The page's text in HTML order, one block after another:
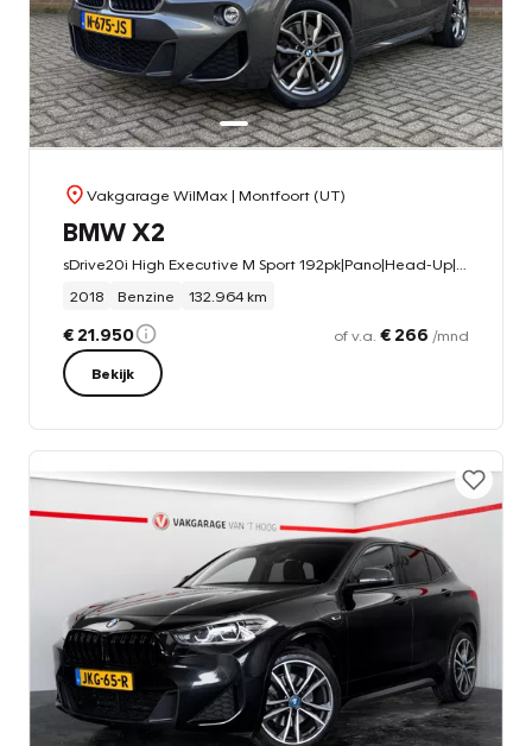
Vakgarage WilMax | Montfoort (UT)
BMW X2
2018
Benzine 132.964 km
€ 21.950 of v.a. € 266 /mnd
Bekijk